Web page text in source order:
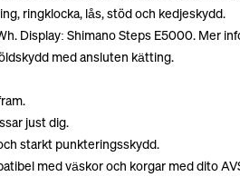
ringklocka, lås, stöd och kedjeskydd.
Display: Shimano Steps E5000. Mer
med ansluten kätting.
just dig.
starkt punkteringsskydd.
med väskor och korgar med dito